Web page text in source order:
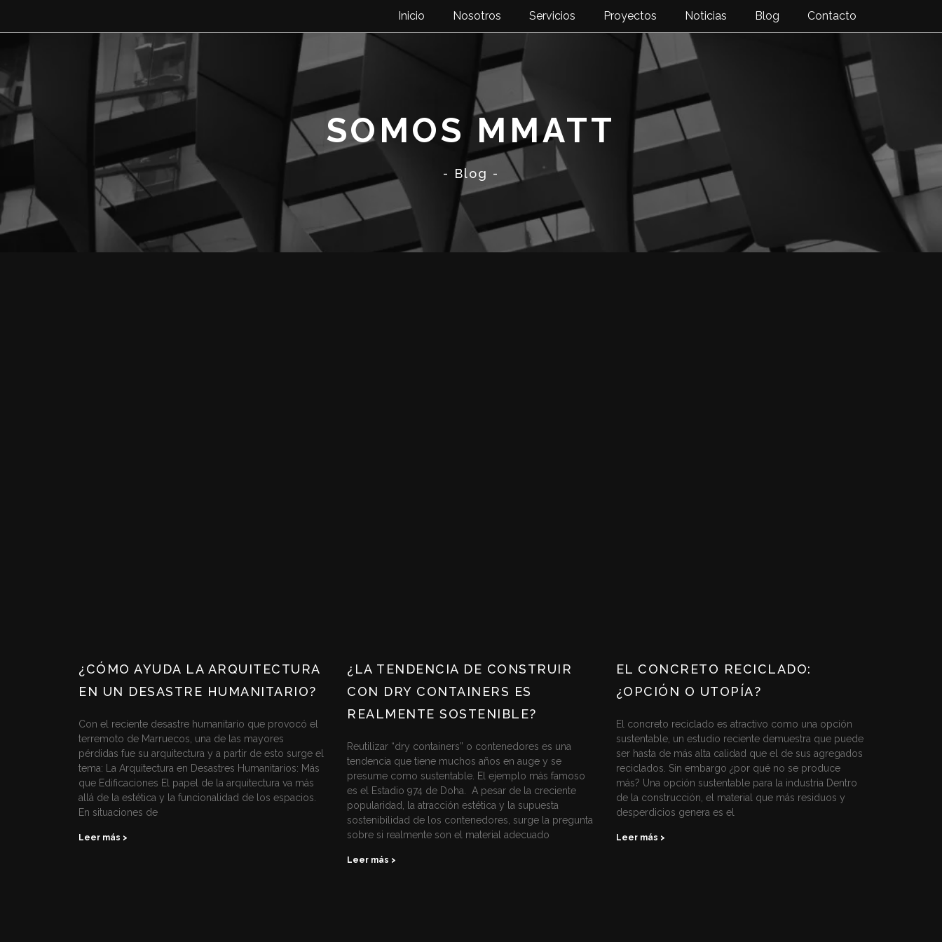
Inicio Nosotros Servicios Proyectos Noticias Blog Contacto
SOMOS MMATT
- Blog -
¿CÓMO AYUDA LA ARQUITECTURA
EN UN DESASTRE HUMANITARIO?
Con el reciente desastre humanitario que provocó el
terremoto de Marruecos, una de las mayores
pérdidas fue su arquitectura y a partir de esto surge el
tema: La Arquitectura en Desastres Humanitarios: Más
que Edificaciones El papel de la arquitectura va más
allá de la estética y la funcionalidad de los espacios.
En situaciones de
Leer más >
¿LA TENDENCIA DE CONSTRUIR
CON DRY CONTAINERS ES
REALMENTE SOSTENIBLE?
Reutilizar “dry containers” o contenedores es una
tendencia que tiene muchos años en auge y se
presume como sustentable. El ejemplo más famoso
es el Estadio 974 de Doha. A pesar de la creciente
popularidad, la atracción estética y la supuesta
sostenibilidad de los contenedores, surge la pregunta
sobre si realmente son el material adecuado
Leer más >
EL CONCRETO RECICLADO:
¿OPCIÓN O UTOPÍA?
El concreto reciclado es atractivo como una opción
sustentable, un estudio reciente demuestra que puede
ser hasta de más alta calidad que el de sus agregados
reciclados. Sin embargo ¿por qué no se produce
más? Una opción sustentable para la industria Dentro
de la construcción, el material que más residuos y
desperdicios genera es el
Leer más >